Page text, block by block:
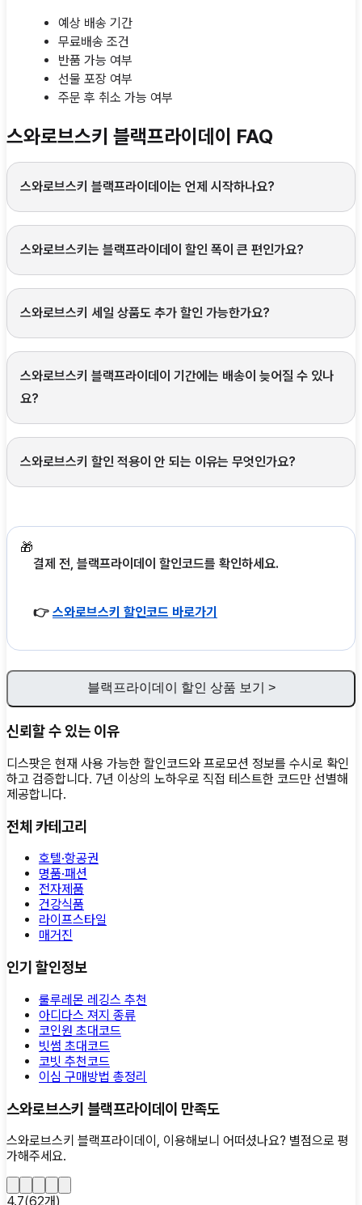
예상 배송 기간
무료배송 조건
반품 가능 여부
선물 포장 여부
주문 후 취소 가능 여부
스와로브스키 블랙프라이데이 FAQ
스와로브스키 블랙프라이데이는 언제 시작하나요?
스와로브스키는 블랙프라이데이 할인 폭이 큰 편인가요?
스와로브스키 세일 상품도 추가 할인 가능한가요?
스와로브스키 블랙프라이데이 기간에는 배송이 늦어질 수 있나
요?
스와로브스키 할인 적용이 안 되는 이유는 무엇인가요?
🎁
결제 전, 블랙프라이데이 할인코드를 확인하세요.
👉 스와로브스키 할인코드 바로가기
블랙프라이데이 할인 상품 보기 >
신뢰할 수 있는 이유
디스팟은 현재 사용 가능한 할인코드와 프로모션 정보를 수시로 확인
하고 검증합니다. 7년 이상의 노하우로 직접 테스트한 코드만 선별해
제공합니다.
전체 카테고리
호텔·항공권
명품·패션
전자제품
건강식품
라이프스타일
매거진
인기 할인정보
룰루레몬 레깅스 추천
아디다스 져지 종류
코인원 초대코드
빗썸 초대코드
코빗 추천코드
이심 구매방법 총정리
스와로브스키 블랙프라이데이 만족도
스와로브스키 블랙프라이데이, 이용해보니 어떠셨나요? 별점으로 평
가해주세요.
4.7(62개)